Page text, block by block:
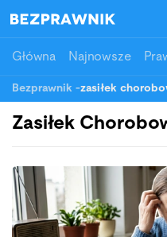
Główna Najnowsze
Bezprawnik -zasiłek
Zasiłek